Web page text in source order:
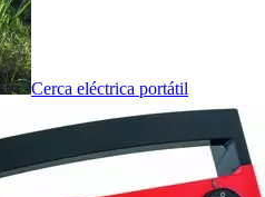
Cerca eléctrica portátil